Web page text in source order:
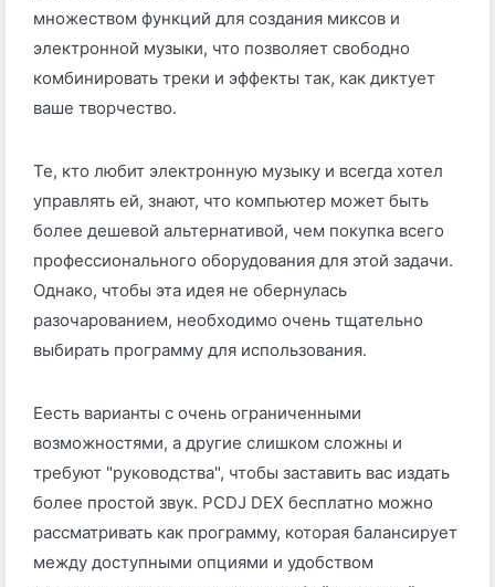
множеством функций для создания миксов и
электронной музыки, что позволяет свободно
комбинировать треки и эффекты так, как диктует
ваше творчество.
Те, кто любит электронную музыку и всегда хотел
управлять ей, знают, что компьютер может быть
более дешевой альтернативой, чем покупка всего
профессионального оборудования для этой задачи.
Однако, чтобы эта идея не обернулась
разочарованием, необходимо очень тщательно
выбирать программу для использования.
Еесть варианты с очень ограниченными
возможностями, а другие слишком сложны и
требуют "руководства", чтобы заставить вас издать
более простой звук. PCDJ DEX бесплатно можно
рассматривать как программу, которая балансирует
между доступными опциями и удобством